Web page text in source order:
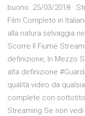
buono. 25/03/2018 ·
Film Completo in
alla natura selvaggia
Scorre Il Fiume
definizione, In Mezzo
alta definizione
qualità video da
complete con
Streaming Se non